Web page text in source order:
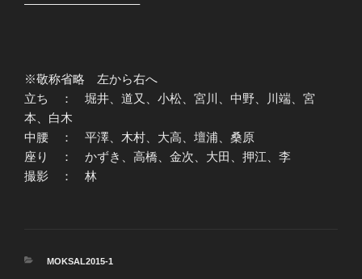
—————————–
※敬称省略 左から右へ
立ち ： 堀井、道又、小松、宮川、中野、川端、宮
本、白木
中腰 ： 平澤、木村、大高、壇浦、桑原
座り ： かずき、高橋、金次、大田、押江、李
撮影 ： 林
カ
MOKSAL2015-1